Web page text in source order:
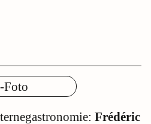
Frédéric